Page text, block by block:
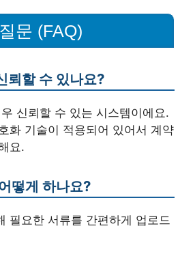
문 (FAQ)
뢰할 수 있나요?
신뢰할 수 있는 시스템이에요.
화 기술이 적용되어 있어서 계약
요.
떻게 하나요?
필요한 서류를 간편하게 업로드